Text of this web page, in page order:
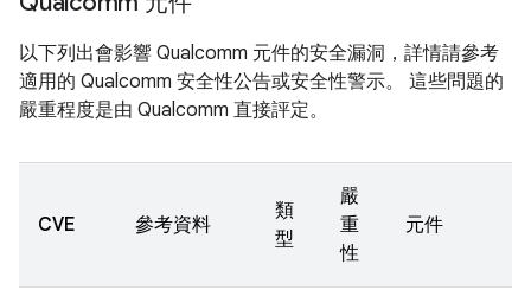
以下列出會影響 Qualcomm 元件的安全漏洞，詳情請參考
適用的 Qualcomm 安全性公告或安全性警示。 這些問題的
嚴重程度是由 Qualcomm 直接評定。
CVE 參考資料
類
型
嚴
重
性
元件